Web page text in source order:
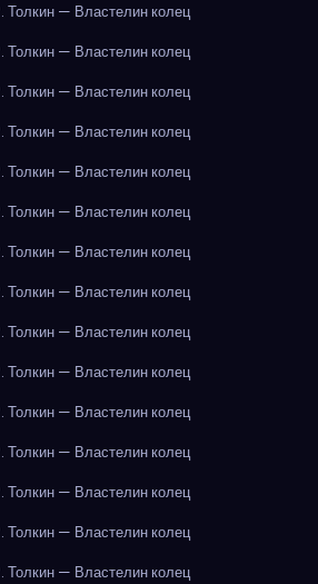
Толкин — Властелин колец
Толкин — Властелин колец
Толкин — Властелин колец
Толкин — Властелин колец
Толкин — Властелин колец
Толкин — Властелин колец
Толкин — Властелин колец
Толкин — Властелин колец
Толкин — Властелин колец
Толкин — Властелин колец
Толкин — Властелин колец
Толкин — Властелин колец
Толкин — Властелин колец
Толкин — Властелин колец
Толкин — Властелин колец